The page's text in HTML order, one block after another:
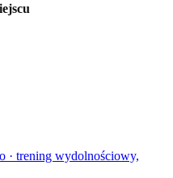
· trening wydolnościowy,